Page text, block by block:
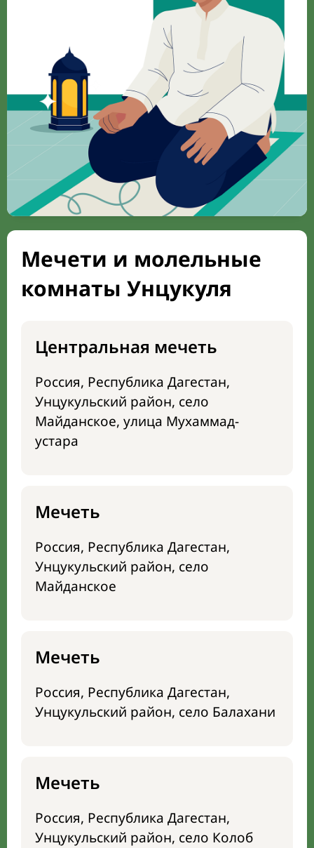
Мечети и молельные
комнаты Унцукуля
Центральная мечеть
Россия, Республика Дагестан,
Унцукульский район, село
Майданское, улица Мухаммад-
устара
Мечеть
Россия, Республика Дагестан,
Унцукульский район, село
Майданское
Мечеть
Россия, Республика Дагестан,
Унцукульский район, село Балахани
Мечеть
Россия, Республика Дагестан,
Унцукульский район, село Колоб